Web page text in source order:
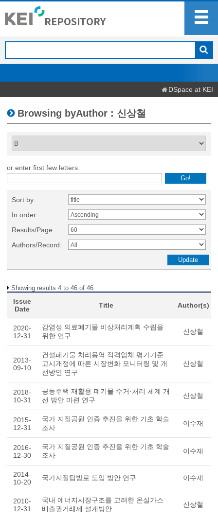
DSpace at KEI
Browsing byAuthor : 신상철
or enter first few letters:
Sort by:
In order:
Results/Page
Authors/Record:
Showing results 4 to 46 of 46
Issue
Date
Title Author(s)
2020-
12-31
감염성 의료폐기물 비상처리계획 수립을
위한 연구
신상철
2013-
09-10
건설폐기물 처리용역 적격업체 평가기준
고시개정에 따른 시장변화 모니터링 및 개
선방안 연구
신상철
2018-
10-31
공동주택 재활용 폐기물 수거·처리 체계 개
선 방안 마련 연구
신상철
2015-
12-31
국가 지질공원 인증 추진을 위한 기초 학술
조사
이수재
2016-
12-30
국가 지질공원 인증 추진을 위한 기초 학술
조사
이수재
2014-
10-20
국가지질탐방로 도입 방안 연구 이수재
2010-
12-31
국내 에너지시장구조를 고려한 온실가스
배출권거래제 설계방안
신상철